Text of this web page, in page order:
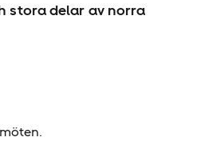
stora delar av norra